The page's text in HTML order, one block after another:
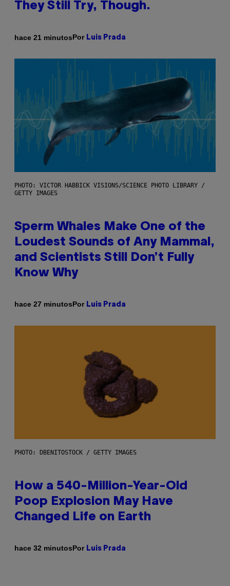
They Still Try, Though.
hace 21 minutosPor Luis Prada
PHOTO: VICTOR HABBICK VISIONS/SCIENCE PHOTO LIBRARY /
GETTY IMAGES
Sperm Whales Make One of the
Loudest Sounds of Any Mammal,
and Scientists Still Don’t Fully
Know Why
hace 27 minutosPor Luis Prada
PHOTO: DBENITOSTOCK / GETTY IMAGES
How a 540-Million-Year-Old
Poop Explosion May Have
Changed Life on Earth
hace 32 minutosPor Luis Prada